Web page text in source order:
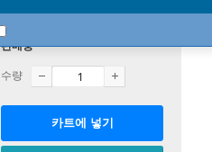
판매중
수량
카트에 넣기